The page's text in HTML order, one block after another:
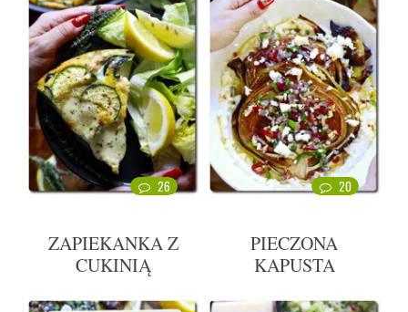
26
ZAPIEKANKA Z
CUKINIĄ
20
PIECZONA
KAPUSTA